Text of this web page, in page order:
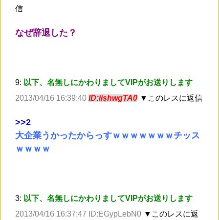
信
なぜ辞退した？
9: 以下、名無しにかわりましてVIPがお送りします
2013/04/16 16:39:40 ID:iishwgTA0 ▼このレスに返信
>>2
大企業うかったからっすｗｗｗｗｗｗｗチッス
ｗｗｗｗ
3: 以下、名無しにかわりましてVIPがお送りします
2013/04/16 16:37:47 ID:EGypLebN0 ▼このレスに返